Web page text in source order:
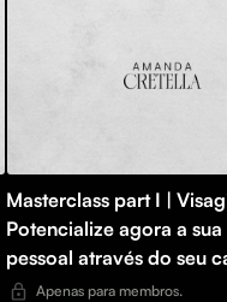
Masterclass part I |
Potencialize agora a
pessoal através do seu
Com Vanessa Pereira
Apenas para membros.